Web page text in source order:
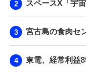
スペースX「宇
宮古島の食肉セ
東電、経常利益